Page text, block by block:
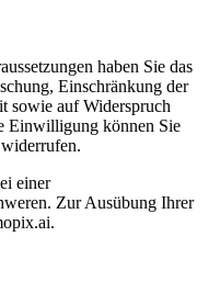
haben Sie das
Einschränkung der
sowie auf Widerspruch
Einwilligung können Sie
einer
Zur Ausübung Ihrer